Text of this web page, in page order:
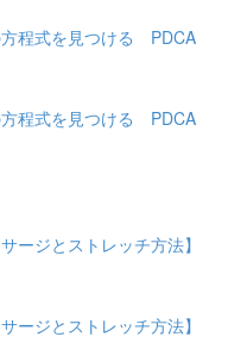
程式を見つける PDCA
程式を見つける PDCA
ージとストレッチ方法】
ージとストレッチ方法】